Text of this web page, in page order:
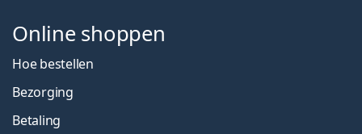
Online shoppen
Hoe bestellen
Bezorging
Betaling